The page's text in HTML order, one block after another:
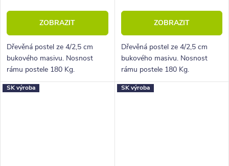
ZOBRAZIT
Dřevěná postel ze 4/2,5 cm
bukového masivu. Nosnost
rámu postele 180 Kg.
Povrchová úprava lakem. Pevná
dřevěná lišta pro rošty.
ZOBRAZIT
Dřevěná postel ze 4/2,5 cm
bukového masivu. Nosnost
rámu postele 180 Kg.
Povrchová úprava lakem. Pevná
dřevěná lišta pro rošty.
SK výroba SK výroba